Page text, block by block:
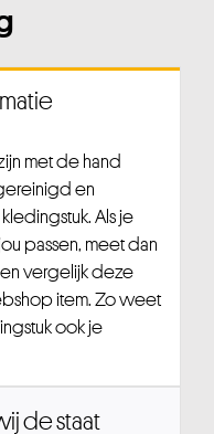
met de hand
en
Als je
passen, meet dan
vergelijk deze
item. Zo weet
ook je
de staat